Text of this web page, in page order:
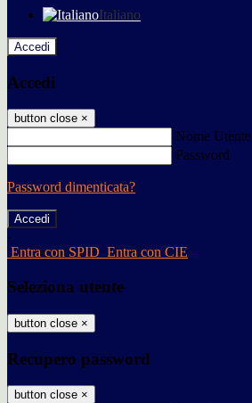
Italiano
Accedi
Accedi
button close ×
Nome Utente
Password
Password dimenticata?
-
Entra con SPID Entra con CIE
Seleziona utente
button close ×
Recupero password
button close ×